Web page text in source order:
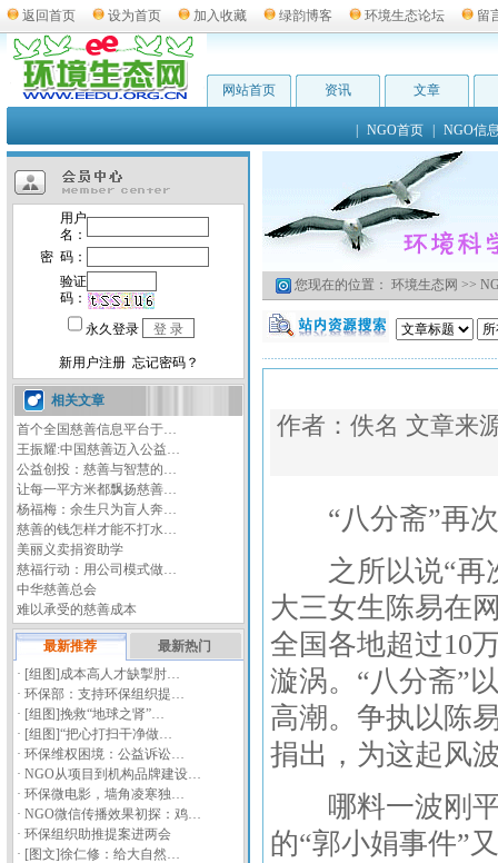
返回首页 设为首页 加入收藏 绿韵博客 环境生态论坛 留
网站首页 资讯 文章
NGO首页 NGO信
相关文章
首个全国慈善信息平台于…
王振耀:中国慈善迈入公益…
公益创投：慈善与智慧的…
让每一平方米都飘扬慈善…
杨福梅：余生只为盲人奔…
慈善的钱怎样才能不打水…
美丽义卖捐资助学
慈福行动：用公司模式做…
中华慈善总会
难以承受的慈善成本
最新推荐
最新热门
· [组图] 成本高人才缺掣肘…
· 环保部：支持环保组织提…
· [组图]挽救“地球之肾”…
· [组图]“把心打扫干净做…
· 环保维权困境：公益诉讼…
· NGO从项目到机构品牌建设…
· 环保微电影，墙角凌寒独…
· NGO微信传播效果初探：鸡…
· 环保组织助推提案进两会
· [图文]徐仁修：给大自然…
您现在的位置： 环境生态网 >>
作者：佚名 文章来
“八分斋”再次
之所以说“再次
大三女生陈易在
全国各地超过10
漩涡。“八分斋”
高潮。争执以陈
捐出，为这起风
哪料一波刚平
的“郭小娟事件”